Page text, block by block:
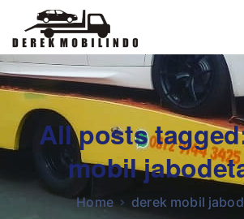
All posts
mobil
Home derek mobil